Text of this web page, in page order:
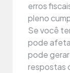
erros
pleno
Se você
pode
pode
respostas